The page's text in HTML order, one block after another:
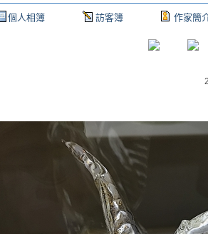
個人相簿 訪客簿 作家簡